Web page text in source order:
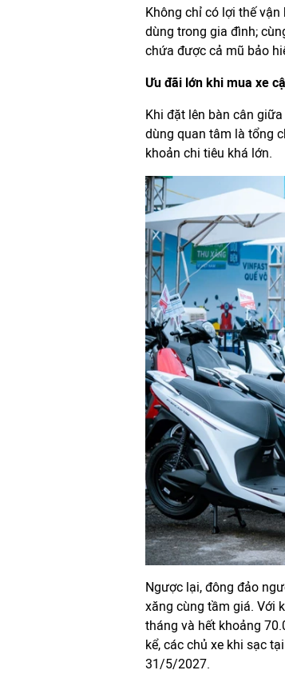
Không chỉ có lợi thế
dùng trong gia đình;
chứa được cả mũ bảo
Ưu đãi lớn khi mua xe
Khi đặt lên bàn cân
dùng quan tâm là tổng
khoản chi tiêu khá lớn.
Ngược lại, đông đảo
xăng cùng tầm giá. Với
tháng và hết khoảng
kể, các chủ xe khi sạc
31/5/2027.